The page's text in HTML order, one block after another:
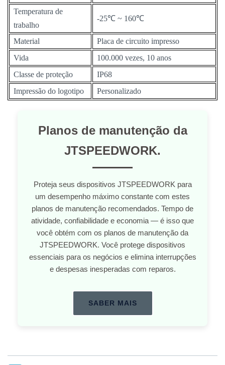
Temperatura de
trabalho
-25℃ ~ 160℃
Material
Placa de circuito impresso
Vida
100.000 vezes, 10 anos
Classe de proteção
IP68
Impressão do logotipo
Personalizado
Planos de manutenção da
JTSPEEDWORK.
Proteja seus dispositivos JTSPEEDWORK para
um desempenho máximo constante com estes
planos de manutenção recomendados. Tempo de
atividade, confiabilidade e economia — é isso que
você obtém com os planos de manutenção da
JTSPEEDWORK. Você protege dispositivos
essenciais para os negócios e elimina interrupções
e despesas inesperadas com reparos.
SABER MAIS